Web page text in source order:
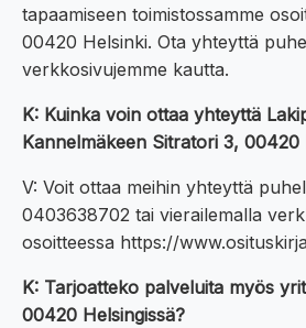
tapaamiseen toimistossamme
00420 Helsinki. Ota yhteyttä
verkkosivujemme kautta.
K: Kuinka voin ottaa yhteyttä
Kannelmäkeen Sitratori 3, 00420
V: Voit ottaa meihin yhteyttä
0403638702 tai vierailemalla
osoitteessa https://
K: Tarjoatteko palveluita myös
00420 Helsingissä?